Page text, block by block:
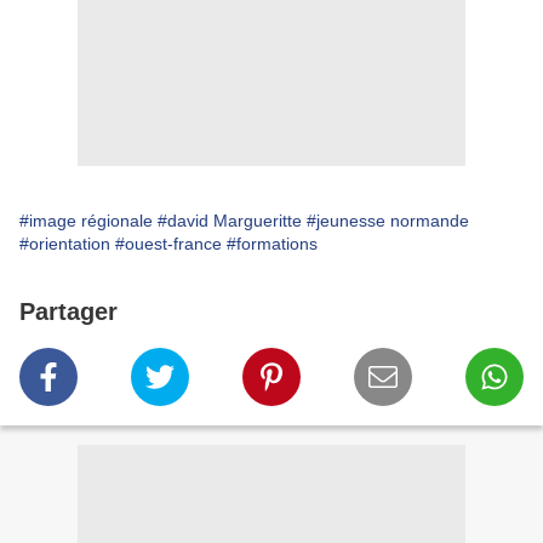
#image régionale #david Margueritte #jeunesse normande
#orientation #ouest-france #formations
Partager